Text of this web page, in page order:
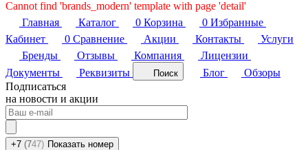
Cannot find 'brands_modern' template with page 'detail'
Главная
Каталог 0 Корзина 0 Избранные
Кабинет
0 Сравнение Акции Контакты
Услуги
Бренды
Отзывы Компания
Лицензии
Документы
Реквизиты Поиск Блог
Обзоры
Подписаться
на новости и акции
+7 (747) Показать номер